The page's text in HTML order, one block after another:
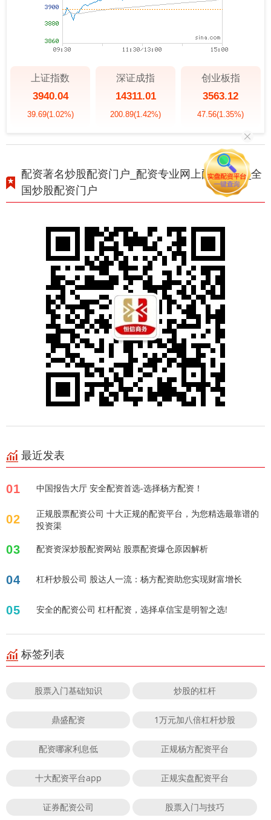
上证指数
3940.04
39.69(1.02%)
深证成指
14311.01
200.89(1.42%)
创业板指
3563.12
47.56(1.35%)
配资著名炒股配资门户_配资专业网上配资炒股_全
国炒股配资门户
最近发表
01 中国报告大厅 安全配资首选-选择杨方配资！
02
正规股票配资公司 十大正规的配资平台，为您精选最靠谱的
投资渠
03 配资资深炒股配资网站 股票配资爆仓原因解析
04 杠杆炒股公司 股达人一流：杨方配资助您实现财富增长
05 安全的配资公司 杠杆配资，选择卓信宝是明智之选!
标签列表
股票入门基础知识 炒股的杠杆
鼎盛配资 1万元加八倍杠杆炒股
配资哪家利息低 正规杨方配资平台
十大配资平台app 正规实盘配资平台
证券配资公司 股票入门与技巧